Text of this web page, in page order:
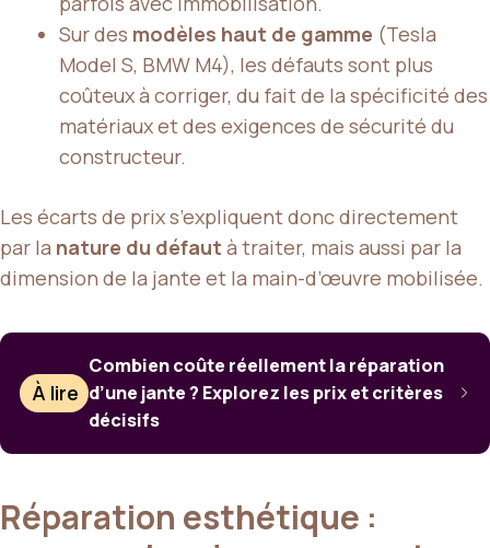
Sur des modèles haut de gamme (Tesla
Model S, BMW M4), les défauts sont plus
coûteux à corriger, du fait de la spécificité des
matériaux et des exigences de sécurité du
constructeur.
Les écarts de prix s’expliquent donc directement
par la nature du défaut à traiter, mais aussi par la
dimension de la jante et la main-d’œuvre mobilisée.
À lire
Combien coûte réellement la réparation
d’une jante ? Explorez les prix et critères
décisifs
Réparation esthétique :